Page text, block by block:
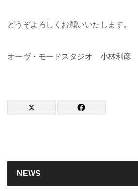
どうぞよろしくお願いいたします。
オーヴ・モードスタジオ 小林利彦
NEWS